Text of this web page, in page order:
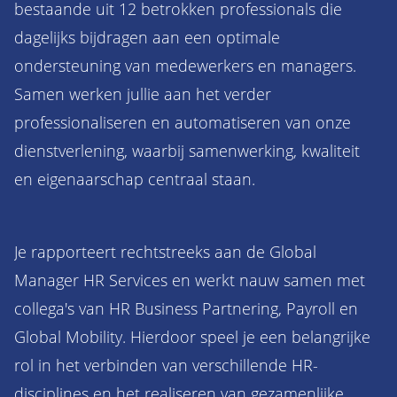
bestaande uit 12 betrokken professionals die
dagelijks bijdragen aan een optimale
ondersteuning van medewerkers en managers.
Samen werken jullie aan het verder
professionaliseren en automatiseren van onze
dienstverlening, waarbij samenwerking, kwaliteit
en eigenaarschap centraal staan.
Je rapporteert rechtstreeks aan de Global
Manager HR Services en werkt nauw samen met
collega's van HR Business Partnering, Payroll en
Global Mobility. Hierdoor speel je een belangrijke
rol in het verbinden van verschillende HR-